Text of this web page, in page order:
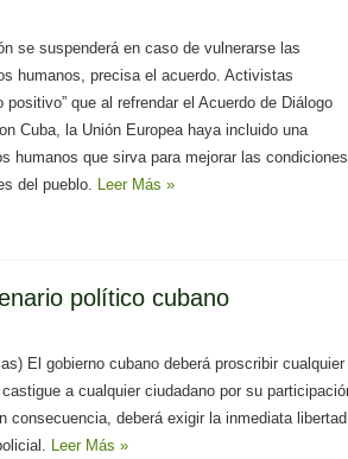
se suspenderá en caso de vulnerarse las
humanos, precisa el acuerdo. Activistas
positivo” que al refrendar el Acuerdo de Diálogo
Cuba, la Unión Europea haya incluido una
humanos que sirva para mejorar las condiciones
del pueblo. Leer Más »
político cubano
El gobierno cubano deberá proscribir cualquier
a cualquier ciudadano por su
deberá exigir la inmediata libertad
Leer Más »